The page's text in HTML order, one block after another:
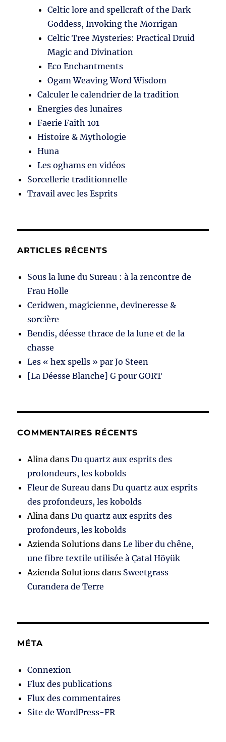
Celtic lore and spellcraft of the Dark
Goddess, Invoking the Morrigan
Celtic Tree Mysteries: Practical Druid
Magic and Divination
Eco Enchantments
Ogam Weaving Word Wisdom
Calculer le calendrier de la tradition
Energies des lunaires
Faerie Faith 101
Histoire & Mythologie
Huna
Les oghams en vidéos
Sorcellerie traditionnelle
Travail avec les Esprits
ARTICLES RÉCENTS
Sous la lune du Sureau : à la rencontre de
Frau Holle
Ceridwen, magicienne, devineresse &
sorcière
Bendis, déesse thrace de la lune et de la
chasse
Les « hex spells » par Jo Steen
[La Déesse Blanche] G pour GORT
COMMENTAIRES RÉCENTS
Alina dansDu quartz aux esprits des
profondeurs, les kobolds
Fleur de Sureau dansDu quartz aux esprits
des profondeurs, les kobolds
Alina dansDu quartz aux esprits des
profondeurs, les kobolds
Azienda Solutions dansLe liber du chêne,
une fibre textile utilisée à Çatal Höyük
Azienda Solutions dans Sweetgrass
Curandera de Terre
MÉTA
Connexion
Flux des publications
Flux des commentaires
Site de WordPress-FR